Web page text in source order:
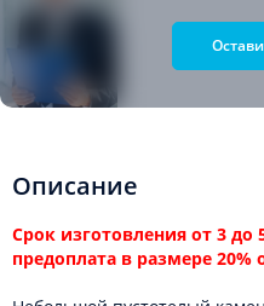
Описание
Срок изготовления от 3
предоплата в размере 20%